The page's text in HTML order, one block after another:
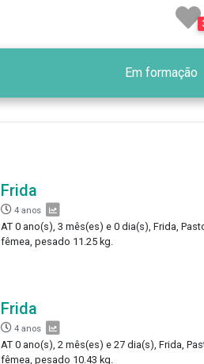
Em formação
Frida
4 anos
AT 0 ano(s), 3 mês(es) e 0 dia(s), Frida,
fêmea, pesado 11.25 kg.
Frida
4 anos
AT 0 ano(s), 2 mês(es) e 27 dia(s), Frida,
fêmea, pesado 10.43 kg.